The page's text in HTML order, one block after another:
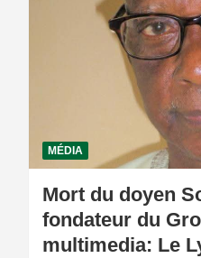
MÉDIA
Mort du doyen
fondateur du
multimedia: Le